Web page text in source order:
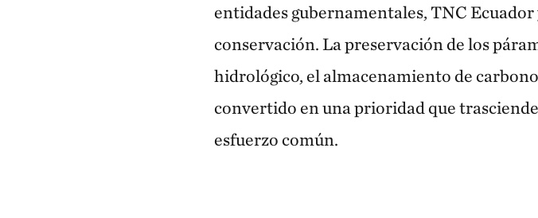
entidades gubernamentales, TNC
conservación. La preservación de los
hidrológico, el almacenamiento de
convertido en una prioridad que
esfuerzo común.